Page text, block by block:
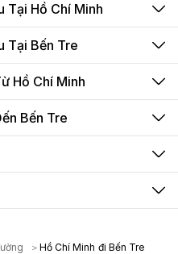
Tại Hồ Chí Minh
Tại Bến Tre
Hồ Chí Minh
Bến Tre
Hồ Chí Minh đi Bến Tre